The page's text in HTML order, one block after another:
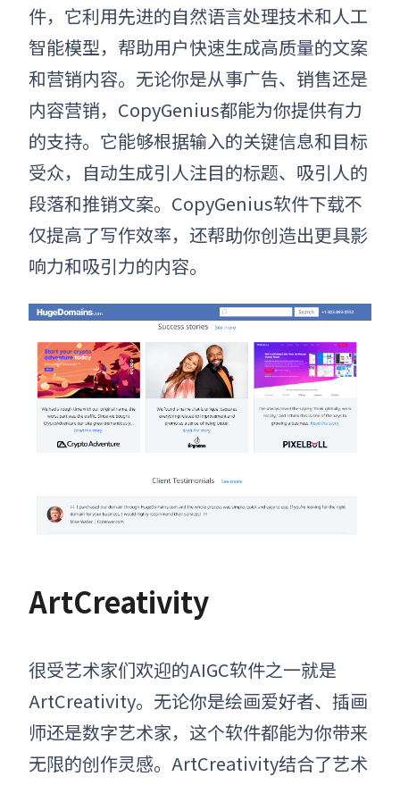
件，它利用先进的自然语言处理技术和人工
智能模型，帮助用户快速生成高质量的文案
和营销内容。无论你是从事广告、销售还是
内容营销，CopyGenius都能为你提供有力
的支持。它能够根据输入的关键信息和目标
受众，自动生成引人注目的标题、吸引人的
段落和推销文案。CopyGenius软件下载不
仅提高了写作效率，还帮助你创造出更具影
响力和吸引力的内容。
ArtCreativity
很受艺术家们欢迎的AIGC软件之一就是
ArtCreativity。无论你是绘画爱好者、插画
师还是数字艺术家，这个软件都能为你带来
无限的创作灵感。ArtCreativity结合了艺术